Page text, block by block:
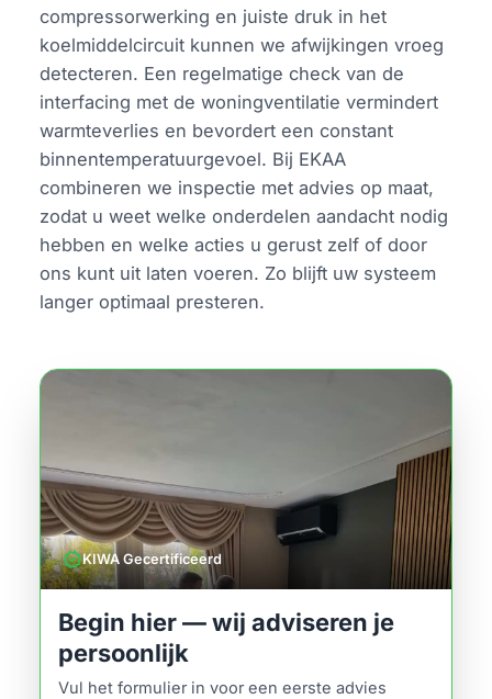
compressorwerking en juiste druk in het
koelmiddelcircuit kunnen we afwijkingen vroeg
detecteren. Een regelmatige check van de
interfacing met de woningventilatie vermindert
warmteverlies en bevordert een constant
binnentemperatuurgevoel. Bij EKAA
combineren we inspectie met advies op maat,
zodat u weet welke onderdelen aandacht nodig
hebben en welke acties u gerust zelf of door
ons kunt uit laten voeren. Zo blijft uw systeem
langer optimaal presteren.
verifiedKIWA Gecertificeerd
Begin hier — wij adviseren je
persoonlijk
Vul het formulier in voor een eerste advies